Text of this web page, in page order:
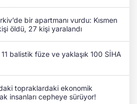
bir apartmanı vurdu: Kısmen
öldü, 27 kişi yaralandı
balistik füze ve yaklaşık 100 SİHA
topraklardaki ekonomik
insanları cepheye sürüyor!